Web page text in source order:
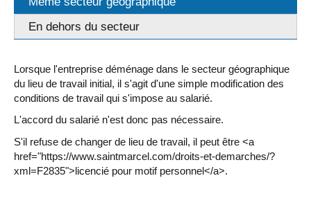
En dehors du secteur
Lorsque l'entreprise déménage dans le secteur géographique
du lieu de travail initial, il s'agit d'une simple modification des
conditions de travail qui s'impose au salarié.
L'accord du salarié n'est donc pas nécessaire.
S'il refuse de changer de lieu de travail, il peut être <a
href="https://www.saintmarcel.com/droits-et-demarches/?
xml=F2835">licencié pour motif personnel</a>.